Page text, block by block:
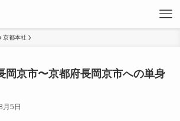
京都本社
岡京市〜京都府長岡京市への単身
月5日